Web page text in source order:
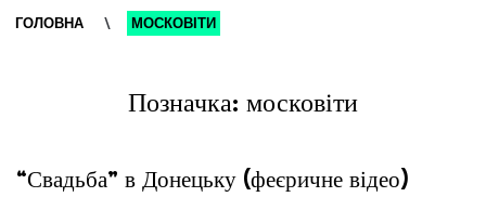
ГОЛОВНА \ МОСКОВІТИ
Позначка: московіти
“Свадьба” в Донецьку (феєричне відео)